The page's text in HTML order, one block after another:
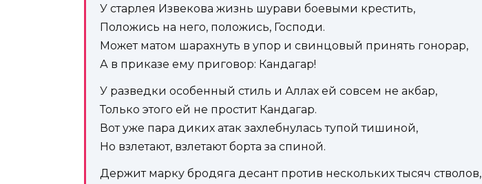
У старлея Извекова жизнь шурави боевыми крестить,
Положись на него, положись, Господи.
Может матом шарахнуть в упор и свинцовый принять гонорар,
А в приказе ему приговор: Кандагар!
У разведки особенный стиль и Аллах ей совсем не акбар,
Только этого ей не простит Кандагар.
Вот уже пара диких атак захлебнулась тупой тишиной,
Но взлетают, взлетают борта за спиной.
Держит марку бродяга десант против нескольких тысяч стволов,